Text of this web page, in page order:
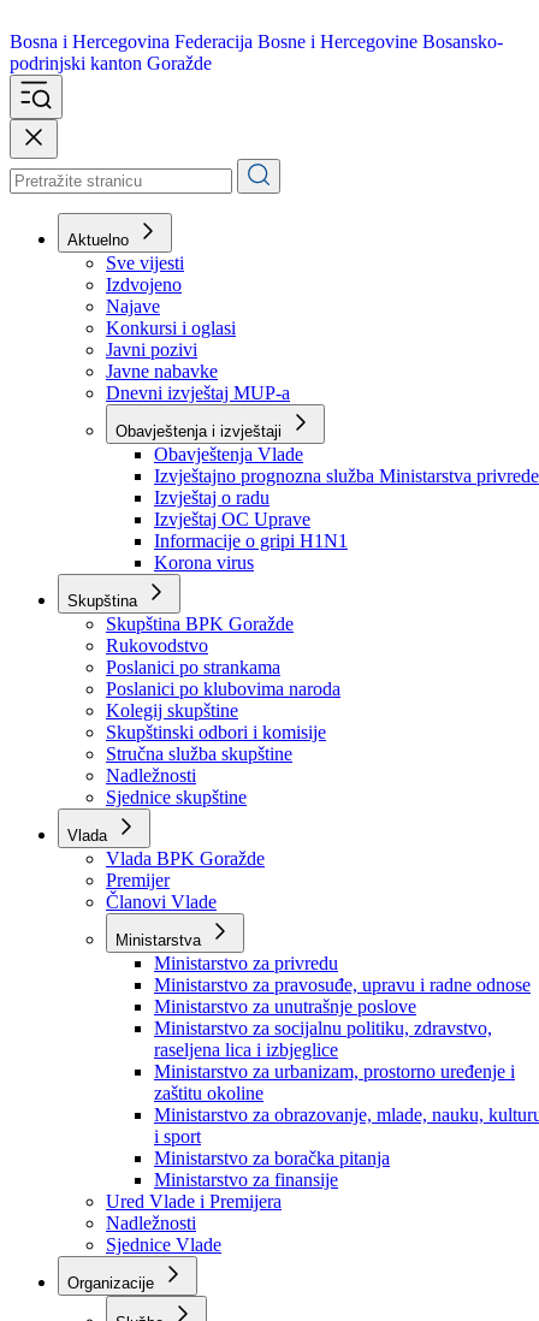
Bosna i Hercegovina
podrinjski kanton Goražde
Aktuelno
Sve vijesti
Izdvojeno
Najave
Konkursi i oglasi
Javni pozivi
Javne nabavke
Dnevni izvještaj MUP-a
Obavještenja i izvještaji
Obavještenja Vlade
Izvještajno prognozna služba Ministarstva privrede
Izvještaj o radu
Izvještaj OC Uprave
Informacije o gripi H1N1
Korona virus
Skupština
Skupština BPK Goražde
Rukovodstvo
Poslanici po strankama
Poslanici po klubovima naroda
Kolegij skupštine
Skupštinski odbori i komisije
Stručna služba skupštine
Nadležnosti
Sjednice skupštine
Vlada
Vlada BPK Goražde
Premijer
Članovi Vlade
Ministarstva
Ministarstvo za privredu
Ministarstvo za pravosuđe, upravu i radne odnose
Ministarstvo za unutrašnje poslove
Ministarstvo za socijalnu politiku, zdravstvo,
raseljena lica i izbjeglice
Ministarstvo za urbanizam, prostorno uređenje i
zaštitu okoline
Ministarstvo za obrazovanje, mlade, nauku,
i sport
Ministarstvo za boračka pitanja
Ministarstvo za finansije
Ured Vlade i Premijera
Nadležnosti
Sjednice Vlade